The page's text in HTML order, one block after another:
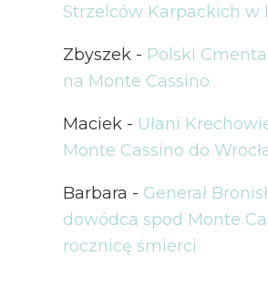
Strzelców Karpackich w
Zbyszek - Polski
na Monte Cassino
Maciek - Ułani
Monte Cassino do
Barbara - Generał
dowódca spod Monte
rocznicę śmierci